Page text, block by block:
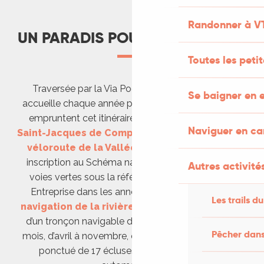
Randonner à
Toutes les
Se baigner en
Naviguer en
Autres
Les trails
Pêcher
UN PARADIS POUR L'ITINÉRANCE
Traversée par la Via Podiensis, la Vallée du Lot
accueille chaque année près de 15 000 pèlerins qui
empruntent cet itinéraire majeur du
Saint-Jacques de Compostelle
. Initiée en 2001, la
véloroute de la Vallée du Lot
fait l’objet d’une
inscription au Schéma national des véloroutes et
voies vertes sous la référence « Itinéraire V86 ».
Entreprise dans les années 1990, la
navigation de la rivière Lot
a abouti à l’ouverture
d’un tronçon navigable de 75 km, praticable sur 8
mois, d’avril à novembre, entre Luzech et Larnagol,
ponctué de 17 écluses pour la majorité non